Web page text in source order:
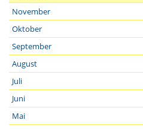
November
Oktober
September
August
Juli
Juni
Mai